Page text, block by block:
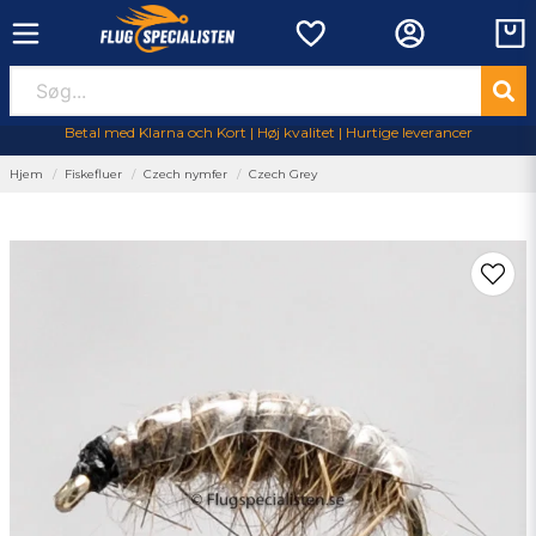
Betal med Klarna och Kort | Høj kvalitet | Hurtige leverancer
Hjem Fiskefluer Czech nymfer Czech Grey